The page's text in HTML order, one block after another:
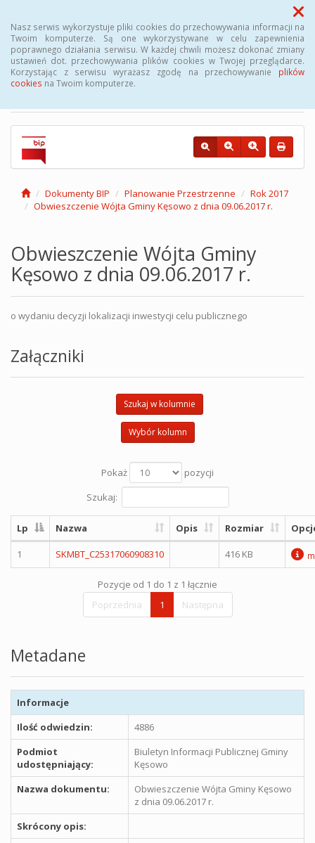
Nasz serwis wykorzystuje pliki cookies do przechowywania informacji na
Twoim komputerze. Są one wykorzystywane w celu zapewnienia
poprawnego działania serwisu. W każdej chwili możesz dokonać zmiany
ustawień dot. przechowywania plików cookies w Twojej przeglądarce.
Korzystając z serwisu wyrażasz zgodę na przechowywanie plików
cookies na Twoim komputerze.
Menu
Biuletyn Informacji
Publicznej Gminy Kęsowo
Dokumenty BIP Planowanie Przestrzenne
Rok 2017
Obwieszczenie Wójta Gminy Kęsowo z dnia 09.06.2017 r.
Obwieszczenie Wójta Gminy
Kęsowo z dnia 09.06.2017 r.
o wydaniu decyzji lokalizacji inwestycji celu publicznego
Załączniki
Szukaj w kolumnie
Wybór kolumn
Pokaż
pozycji
Szukaj:
Lp Nazwa Opis Rozmiar
1 SKMBT_C25317060908310 416 KB
Pozycje od 1 do 1 z 1 łącznie
Poprzednia
1 Następna
Metadane
Informacje
Ilość odwiedzin:
4886
Podmiot
udostępniający:
Biuletyn Informacji Publicznej Gminy
Kęsowo
Nazwa dokumentu:
Obwieszczenie Wójta Gminy Kęsowo
z dnia 09.06.2017 r.
Skrócony opis: